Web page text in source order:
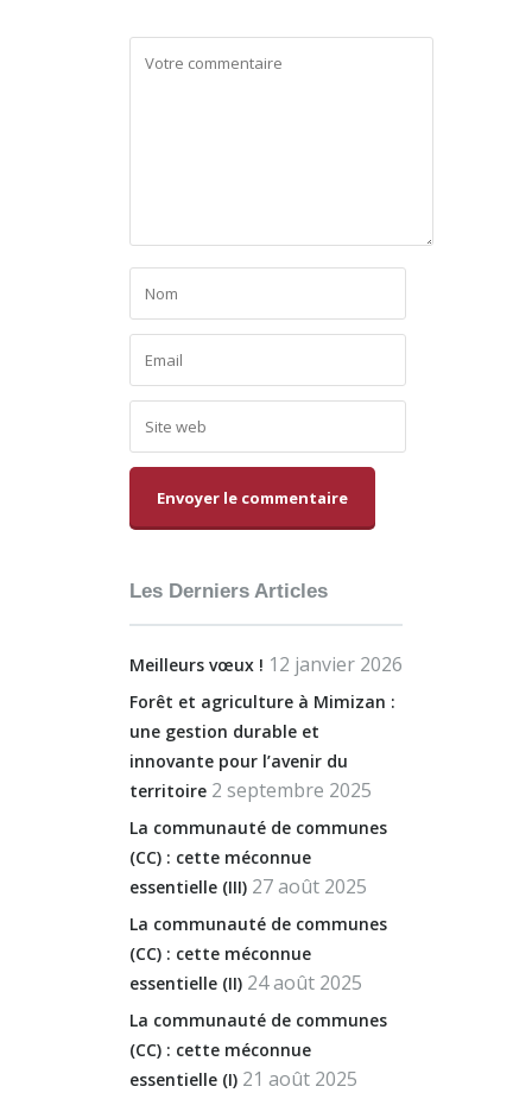
Les Derniers Articles
Meilleurs vœux ! 12 janvier 2026
Forêt et agriculture à Mimizan :
une gestion durable et
innovante pour l’avenir du
territoire 2 septembre 2025
La communauté de communes
(CC) : cette méconnue
essentielle (III) 27 août 2025
La communauté de communes
(CC) : cette méconnue
essentielle (II) 24 août 2025
La communauté de communes
(CC) : cette méconnue
essentielle (I) 21 août 2025